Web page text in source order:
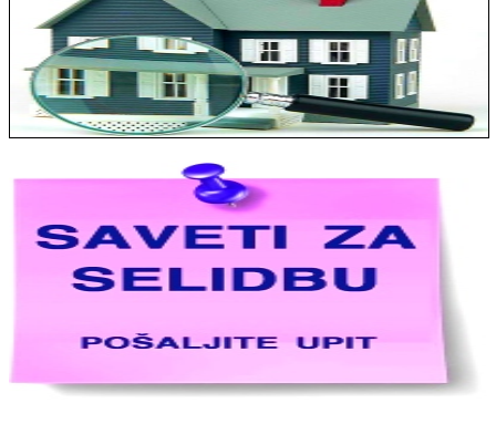
Jelena sa Čukarice: Mogu da pohvalim sve radnike u firmi jer su